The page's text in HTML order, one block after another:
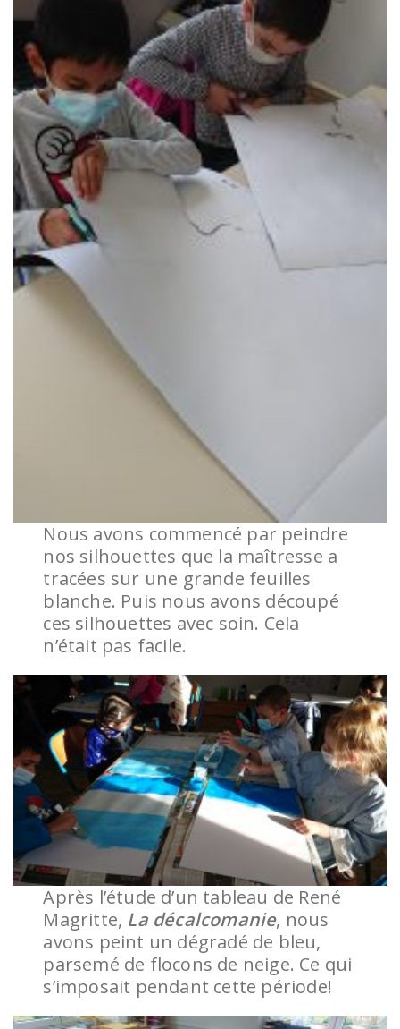
Nous avons commencé par peindre
nos silhouettes que la maîtresse a
tracées sur une grande feuilles
blanche. Puis nous avons découpé
ces silhouettes avec soin. Cela
n’était pas facile.
Après l’étude d’un tableau de René
Magritte, La décalcomanie, nous
avons peint un dégradé de bleu,
parsemé de flocons de neige. Ce qui
s’imposait pendant cette période!